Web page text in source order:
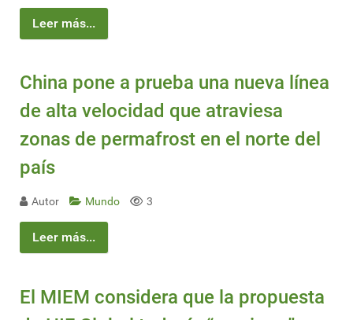
Leer más...
China pone a prueba una nueva línea
de alta velocidad que atraviesa
zonas de permafrost en el norte del
país
Autor Mundo 3
Leer más...
El MIEM considera que la propuesta